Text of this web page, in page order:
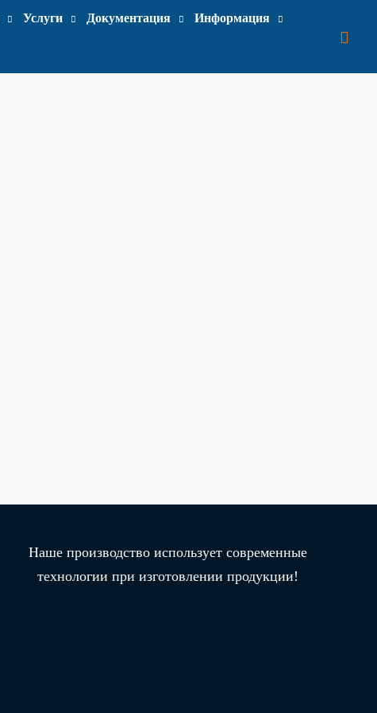
Услуги Документация Информация
Наше производство использует современные
технологии при изготовлении продукции!